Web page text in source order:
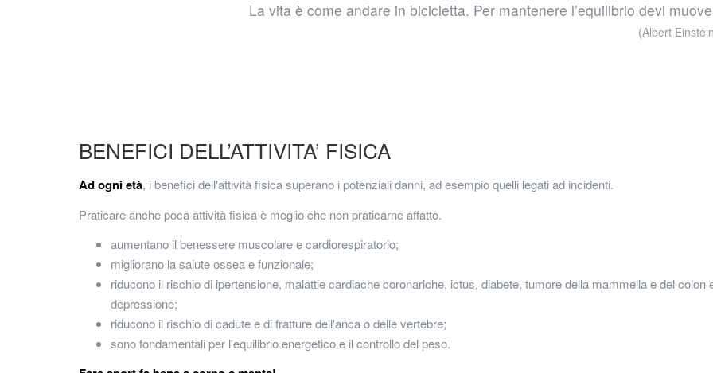
La vita è come andare in bicicletta. Per mantenere l’equilibrio devi
(Albert
BENEFICI DELL’ATTIVITA’ FISICA
Ad ogni età, i benefici dell'attività fisica superano i potenziali danni, ad esempio quelli legati ad incidenti.
Praticare anche poca attività fisica è meglio che non praticarne affatto.
aumentano il benessere muscolare e cardiorespiratorio;
migliorano la salute ossea e funzionale;
riducono il rischio di ipertensione, malattie cardiache coronariche, ictus, diabete, tumore della mammella e del colon
depressione;
riducono il rischio di cadute e di fratture dell'anca o delle vertebre;
sono fondamentali per l'equilibrio energetico e il controllo del peso.